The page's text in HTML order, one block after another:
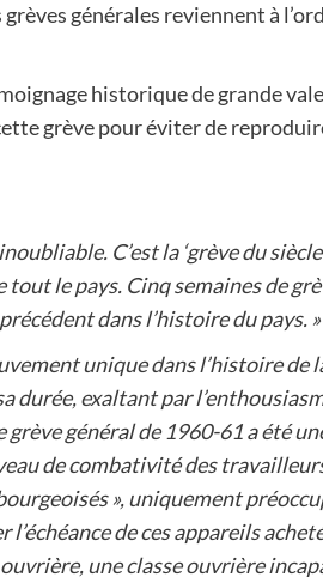
générales reviennent à
historique de grande
grève pour éviter de
C’est la ‘grève du
le pays. Cinq semaines de
dans l’histoire du pays. »
unique dans l’histoire de
exaltant par
général de 1960-61 a été
de combativité des travailleurs
», uniquement
de ces appareils
une classe ouvrière